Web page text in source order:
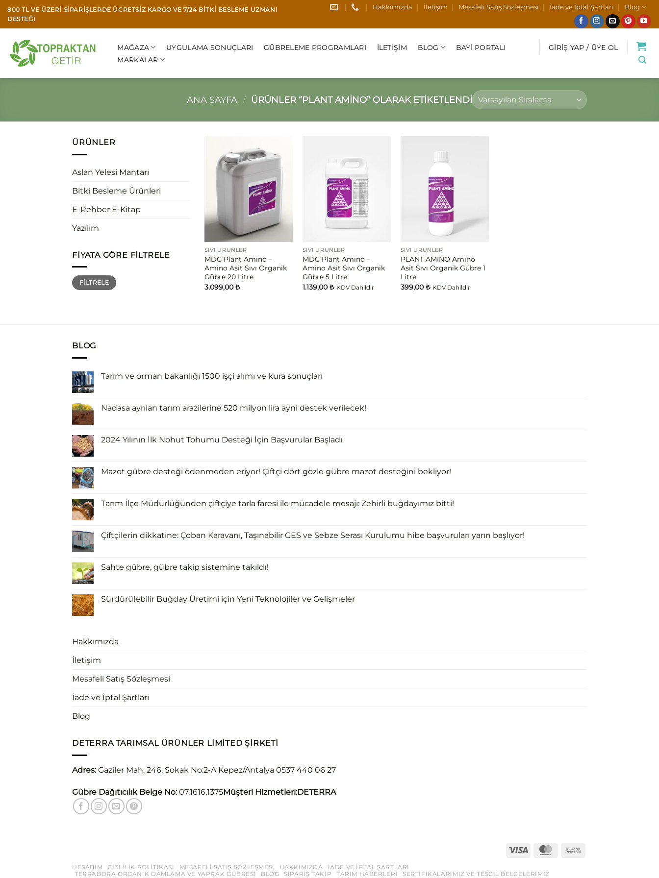
İçeriğe
atla
800 TL VE ÜZERI SIPARIŞLERDE ÜCRETSIZ KARGO VE 7/24 BITKI BESLEME UZMANI
DESTEĞI
Hakkımızda İletişim Mesafeli Satış Sözleşmesi İade ve İptal Şartları Blog
MAĞAZA UYGULAMA SONUÇLARI GÜBRELEME PROGRAMLARI İLETIŞIM BLOG
BAYI PORTALI
MARKALAR
GIRIŞ YAP / ÜYE OL
ANA SAYFA / ÜRÜNLER “PLANT AMINO” OLARAK ETIKETLENDI
ÜRÜNLER
Aslan Yelesi Mantarı
Bitki Besleme Ürünleri
E-Rehber E-Kitap
Yazılım
FIYATA GÖRE FILTRELE
En
düşük
fiyat
En
yüksek
fiyat
FILTRELE
SIVI ÜRÜNLER
MDC Plant Amino –
Amino Asit Sıvı Organik
Gübre 20 Litre
3.099,00₺
SIVI ÜRÜNLER
MDC Plant Amino –
Amino Asit Sıvı Organik
Gübre 5 Litre
1.139,00₺ KDV Dahildir
SIVI ÜRÜNLER
PLANT AMİNO Amino
Asit Sıvı Organik Gübre 1
Litre
399,00₺ KDV Dahildir
BLOG
Tarım ve orman bakanlığı 1500 işçi alımı ve kura sonuçları
Nadasa ayrılan tarım arazilerine 520 milyon lira ayni destek verilecek!
2024 Yılının İlk Nohut Tohumu Desteği İçin Başvurular Başladı
Mazot gübre desteği ödenmeden eriyor! Çiftçi dört gözle gübre mazot desteğini bekliyor!
Tarım İlçe Müdürlüğünden çiftçiye tarla faresi ile mücadele mesajı: Zehirli buğdayımız bitti!
Çiftçilerin dikkatine: Çoban Karavanı, Taşınabilir GES ve Sebze Serası Kurulumu hibe başvuruları yarın başlıyor!
Sahte gübre, gübre takip sistemine takıldı!
Sürdürülebilir Buğday Üretimi için Yeni Teknolojiler ve Gelişmeler
Hakkımızda
İletişim
Mesafeli Satış Sözleşmesi
İade ve İptal Şartları
Blog
DETERRA TARIMSAL ÜRÜNLER LIMITED ŞIRKETI
Adres:Gaziler Mah. 246. Sokak No:2-A Kepez/Antalya 0537 440 06 27
Gübre Dağıtıcılık Belge No:07.1616.1375Müşteri Hizmetleri:DETERRA
HESABIM GIZLILIK POLITIKASI MESAFELI SATIŞ SÖZLEŞMESI HAKKIMIZDA
İADE VE İPTAL ŞARTLARI
TERRABORA ORGANIK DAMLAMA VE YAPRAK GÜBRESI
BLOG SIPARIŞ TAKIP TARIM HABERLERI
SERTIFIKALARIMIZ VE TESCIL BELGELERIMIZ